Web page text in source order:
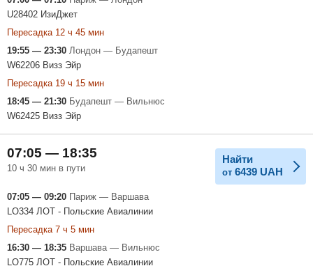
U28402 ИзиДжет
Пересадка 12 ч 45 мин
19:55 — 23:30 Лондон — Будапешт
W62206 Визз Эйр
Пересадка 19 ч 15 мин
18:45 — 21:30 Будапешт — Вильнюс
W62425 Визз Эйр
07:05 — 18:35
10 ч 30 мин в пути
Найти
от 6439 UAH
07:05 — 09:20 Париж — Варшава
LO334 ЛОТ - Польские Авиалинии
Пересадка 7 ч 5 мин
16:30 — 18:35 Варшава — Вильнюс
LO775 ЛОТ - Польские Авиалинии